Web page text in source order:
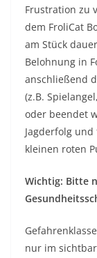
Frustration zu
dem FroliCat
am Stück
Belohnung in
anschließend
(z.B.
oder beendet
Jagderfolg
kleinen roten
Wichtig: Bitte
nur im